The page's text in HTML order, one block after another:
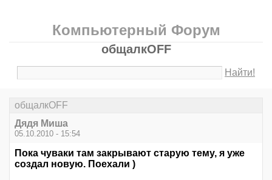
Компьютерный Форум
общалкOFF
Найти!
общалкOFF
Дядя Миша
05.10.2010 - 15:54
Пока чуваки там закрывают старую тему, я уже
создал новую. Поехали )